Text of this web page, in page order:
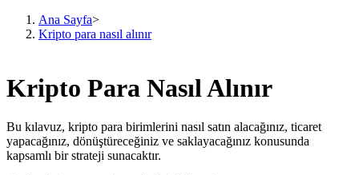
Vadeli İşlemler
Ana Sayfa>
Kripto para nasıl alınır
Kripto Para Nasıl Alınır
Bu kılavuz, kripto para birimlerini nasıl satın alacağınız, ticaret
yapacağınız, dönüştüreceğiniz ve saklayacağınız konusunda
kapsamlı bir strateji sunacaktır.